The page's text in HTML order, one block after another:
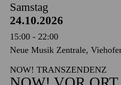
Samstag
24.10.2026
15:00 - 22:00
Neue Musik Zentrale,
NOW! TRANSZENDENZ